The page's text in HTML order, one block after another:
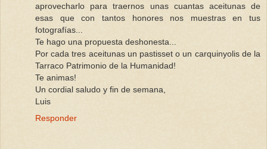
aprovecharlo para traernos unas cuantas aceitunas de
esas que con tantos honores nos muestras en tus
fotografías...
Te hago una propuesta deshonesta...
Por cada tres aceitunas un pastisset o un carquinyolis de la
Tarraco Patrimonio de la Humanidad!
Te animas!
Un cordial saludo y fin de semana,
Luis
Responder